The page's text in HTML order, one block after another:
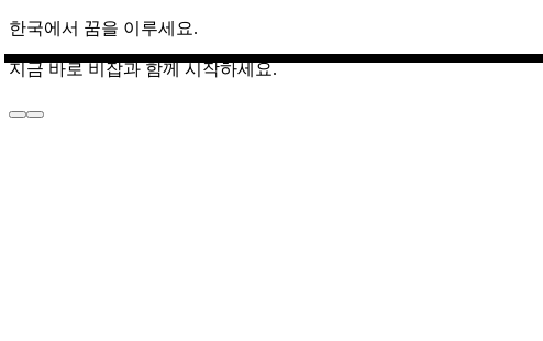
한국에서 꿈을 이루세요.
지금 바로 비잡과 함께 시작하세요.